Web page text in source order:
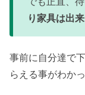
り家具は出
事前に自分達で
らえる事がわか